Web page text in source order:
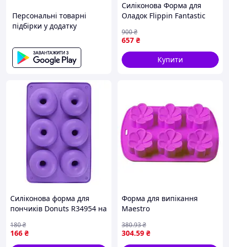
Персональні товарні
підбірки у додатку
Силіконова Форма для
Оладок Flippin Fantastic
657 ₴
900₴
Купити
Силіконова форма для
пончиків Donuts R34954 на
фіолетова
166 ₴
180₴
Форма для випікання
Maestro
304.59 ₴
380.93₴